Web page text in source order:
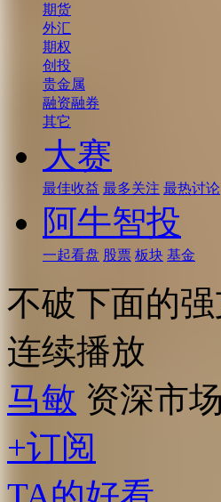
期货
外汇
期权
创投
贵金属
融资融券
其它
大赛
最佳收益 最多关注 最热讨论
阿牛智投
一起看盘 股票 板块 基金
不破下面的
连续播放
马敏 资深市
+订阅